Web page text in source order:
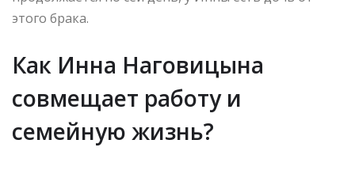
этого брака.
Как Инна Наговицына
совмещает работу и
семейную жизнь?